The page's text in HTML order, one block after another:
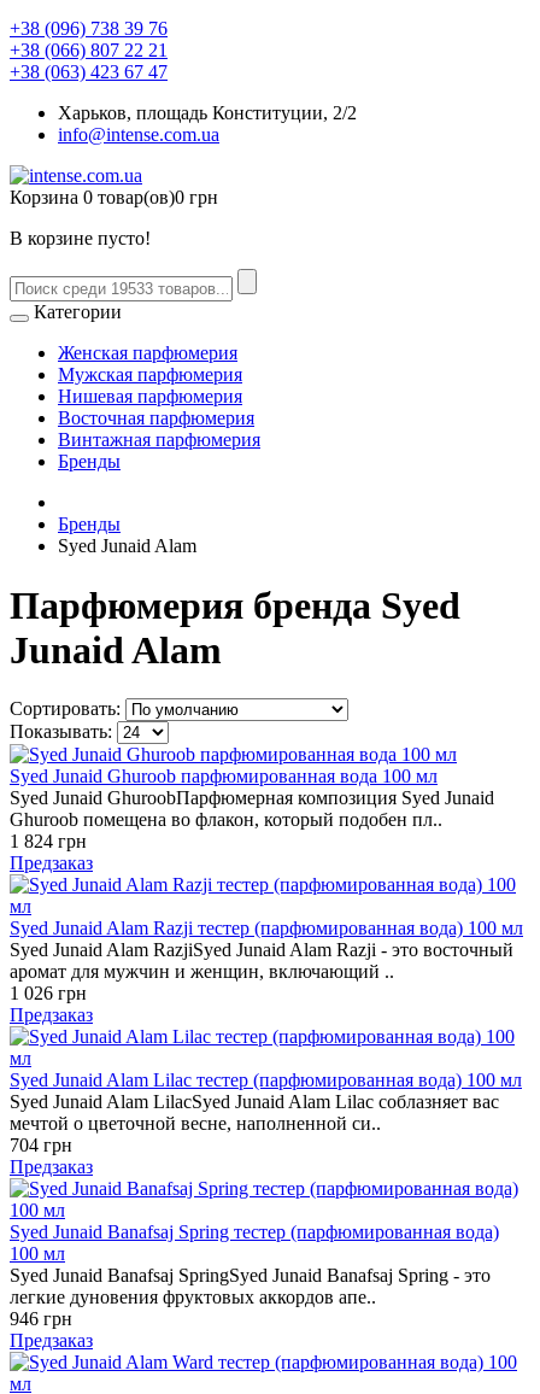
+38 (096) 738 39 76
+38 (066) 807 22 21
+38 (063) 423 67 47
Харьков, площадь Конституции, 2/2
info@intense.com.ua
Корзина 0 товар(ов)0 грн
В корзине пусто!
Категории
Женская парфюмерия
Мужская парфюмерия
Нишевая парфюмерия
Восточная парфюмерия
Винтажная парфюмерия
Бренды
Бренды
Syed Junaid Alam
Парфюмерия бренда Syed
Junaid Alam
Сортировать:
Показывать:
Syed Junaid Ghuroob парфюмированная вода 100 мл
Syed Junaid GhuroobПарфюмерная композиция Syed Junaid
Ghuroob помещена во флакон, который подобен пл..
1 824 грн
Предзаказ
Syed Junaid Alam Razji тестер (парфюмированная вода) 100 мл
Syed Junaid Alam RazjiSyed Junaid Alam Razji - это восточный
аромат для мужчин и женщин, включающий ..
1 026 грн
Предзаказ
Syed Junaid Alam Lilac тестер (парфюмированная вода) 100 мл
Syed Junaid Alam LilacSyed Junaid Alam Lilac соблазняет вас
мечтой о цветочной весне, наполненной си..
704 грн
Предзаказ
Syed Junaid Banafsaj Spring тестер (парфюмированная вода)
100 мл
Syed Junaid Banafsaj SpringSyed Junaid Banafsaj Spring - это
легкие дуновения фруктовых аккордов апе..
946 грн
Предзаказ